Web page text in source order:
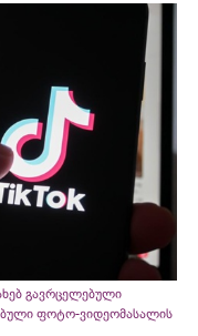
გავრცელებული
ფოტო-ვიდეომასალის